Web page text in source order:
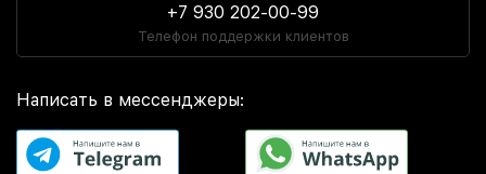
+7 930 202-00-99
Телефон поддержки клиентов
Написать в мессенджеры: